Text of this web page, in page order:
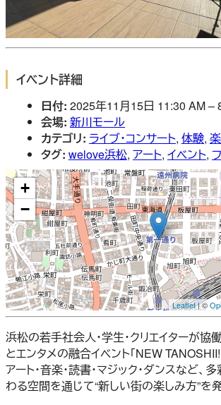
イベント詳細
日付: 2025年11月15日 11:30 AM–
会場: 新川モール
カテゴリ: ライブ・コンサート, 体験,
タグ: welove浜松, アート, イベント,
+
−
Leaflet| ©
浜松の若手社会人・学生・クリエイターが協
とエンタメの融合イベント「NEW
アート・音楽・読書・マジック・ダンスなど、
わる空間を通じて“新しい街の楽しみ方”を発